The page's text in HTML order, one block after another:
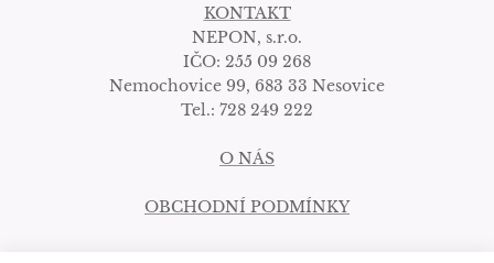
KONTAKT
NEPON, s.r.o.
IČO: 255 09 268
Nemochovice 99, 683 33 Nesovice
Tel.: 728 249 222
O NÁS
OBCHODNÍ PODMÍNKY